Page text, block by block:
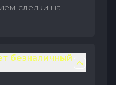
сделки на
безналичный